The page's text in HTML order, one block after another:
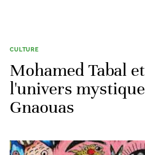
CULTURE
Mohamed Tabal et
l'univers
Gnaouas